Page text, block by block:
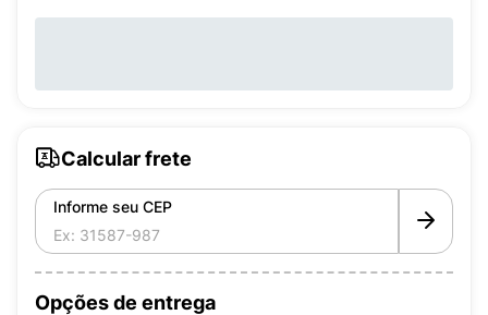
Calcular frete
Informe seu CEP
Opções de entrega